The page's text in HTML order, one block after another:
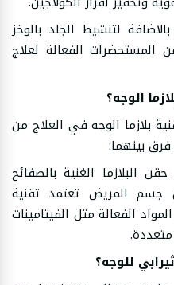
لتنشيط الجلد بالوخز
الفعالة لعلاج
الوجه؟
بلازما الوجه في العلاج من
بينهما:
البلازما الغنية بالصفائح
جسم المريض تعتمد تقنية
الفعالة مثل الفيتامينات
متعددة.
للوجه؟